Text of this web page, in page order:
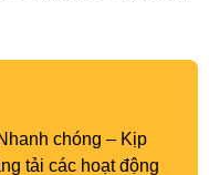
chóng – Kịp
tải các hoạt động